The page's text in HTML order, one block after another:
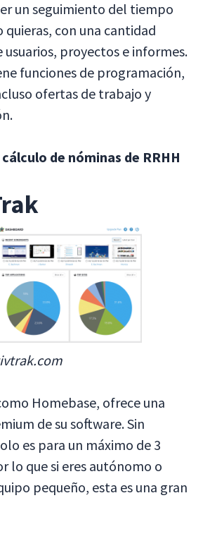
un seguimiento del tiempo
con una cantidad
proyectos e informes.
funciones de programación,
ofertas de trabajo y
de nóminas de RRHH
Homebase, ofrece una
de su software. Sin
es para un máximo de 3
lo que si eres autónomo o
pequeño, esta es una gran